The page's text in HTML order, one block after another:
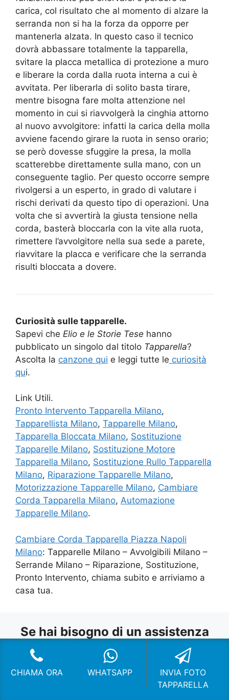
carica, col risultato che al momento di alzare la
serranda non si ha la forza da opporre per
mantenerla alzata. In questo caso il tecnico
dovrà abbassare totalmente la tapparella,
svitare la placca metallica di protezione a muro
e liberare la corda dalla ruota interna a cui è
avvitata. Per liberarla di solito basta tirare,
mentre bisogna fare molta attenzione nel
momento in cui si riavvolgerà la cinghia attorno
al nuovo avvolgitore: infatti la carica della molla
avviene facendo girare la ruota in senso orario;
se però dovesse sfuggire la presa, la molla
scatterebbe direttamente sulla mano, con un
conseguente taglio. Per questo occorre sempre
rivolgersi a un esperto, in grado di valutare i
rischi derivati da questo tipo di operazioni. Una
volta che si avvertirà la giusta tensione nella
corda, basterà bloccarla con la vite alla ruota,
rimettere l’avvolgitore nella sua sede a parete,
riavvitare la placca e verificare che la serranda
risulti bloccata a dovere.
Curiosità sulle tapparelle.
Sapevi che Elio e le Storie Tese hanno
pubblicato un singolo dal titolo Tapparella?
Ascolta la canzone qui e leggi tutte le curiosità
qui.
Link Utili.
Pronto Intervento Tapparella Milano,
Tapparellista Milano, Tapparelle Milano,
Tapparella Bloccata Milano, Sostituzione
Tapparelle Milano, Sostituzione Motore
Tapparella Milano, Sostituzione Rullo Tapparella
Milano, Riparazione Tapparelle Milano,
Motorizzazione Tapparelle Milano, Cambiare
Corda Tapparella Milano, Automazione
Tapparelle Milano.
Cambiare Corda Tapparella Piazza Napoli
Milano: Tapparelle Milano – Avvolgibili Milano –
Serrande Milano – Riparazione, Sostituzione,
Pronto Intervento, chiama subito e arriviamo a
casa tua.
Se hai bisogno di un assistenza
Sanitrit visita:
Assistenza Sanitrit
Milano
CHIAMA ORA WHATSAPP
INVIA FOTO
TAPPARELLA